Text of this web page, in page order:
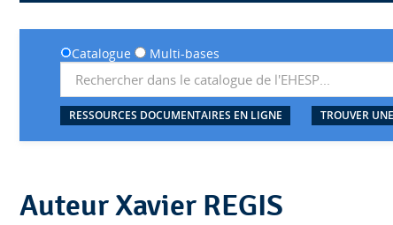
Catalogue Multi-bases
RESSOURCES DOCUMENTAIRES EN LIGNE TROUVER
Auteur Xavier REGIS